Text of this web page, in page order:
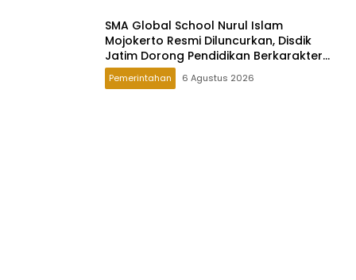
SMA Global School Nurul Islam
Mojokerto Resmi Diluncurkan, Disdik
Jatim Dorong Pendidikan Berkarakter
Global
Pemerintahan 6 Agustus 2026